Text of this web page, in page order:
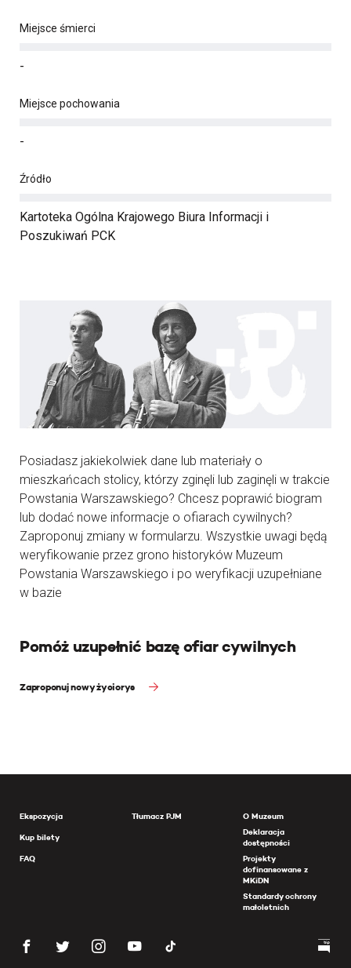
Miejsce śmierci
-
Miejsce pochowania
-
Źródło
Kartoteka Ogólna Krajowego Biura Informacji i
Poszukiwań PCK
Posiadasz jakiekolwiek dane lub materiały o
mieszkańcach stolicy, którzy zginęli lub zaginęli w trakcie
Powstania Warszawskiego? Chcesz poprawić biogram
lub dodać nowe informacje o ofiarach cywilnych?
Zaproponuj zmiany w formularzu. Wszystkie uwagi będą
weryfikowanie przez grono historyków Muzeum
Powstania Warszawskiego i po weryfikacji uzupełniane
w bazie
Pomóż uzupełnić bazę ofiar cywilnych
Zaproponuj nowy życiorys
Ekspozycja
Kup bilety
FAQ
Tłumacz PJM
O Muzeum
Deklaracja
dostępności
Projekty
dofinansowane z
MKiDN
Standardy ochrony
małoletnich